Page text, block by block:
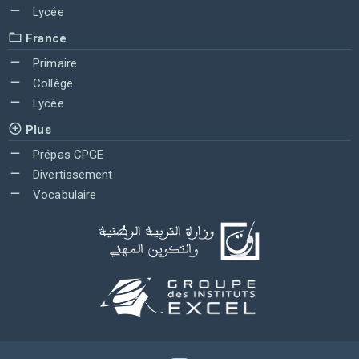
Lycée
France
Primaire
Collège
Lycée
Plus
Prépas CPGE
Divertissement
Vocabulaire